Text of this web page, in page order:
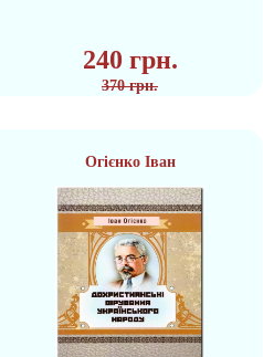
240 грн.
370 грн.
Огієнко Іван